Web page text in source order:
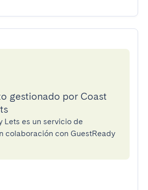
gestionado por Coast
Lets es un servicio de
colaboración con GuestReady